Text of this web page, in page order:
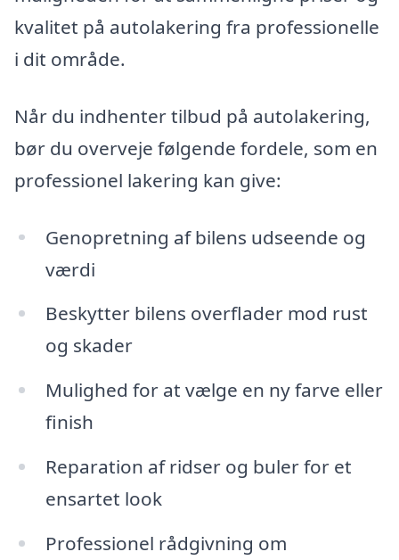
kvalitet på autolakering fra professionelle
i dit område.
Når du indhenter tilbud på autolakering,
bør du overveje følgende fordele, som en
professionel lakering kan give:
Genopretning af bilens udseende og
værdi
Beskytter bilens overflader mod rust
og skader
Mulighed for at vælge en ny farve eller
finish
Reparation af ridser og buler for et
ensartet look
Professionel rådgivning om